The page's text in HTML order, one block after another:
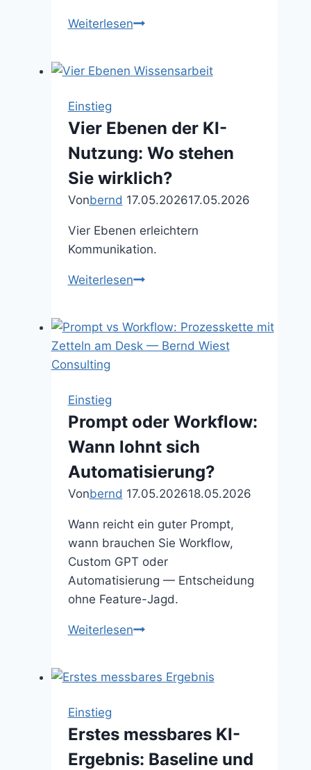
WeiterlesenTool-
nach
—
Betriebsmodus
Einstieg
Vier Ebenen der KI-
Nutzung: Wo stehen
Sie wirklich?
Vonbernd 17.05.202617.05.2026
Vier Ebenen erleichtern
Kommunikation.
WeiterlesenVier
KI-
Nutzung:
wirklich?
Einstieg
Prompt oder Workflow:
Wann lohnt sich
Automatisierung?
Vonbernd 17.05.202618.05.2026
Wann reicht ein guter Prompt,
wann brauchen Sie Workflow,
Custom GPT oder
Automatisierung — Entscheidung
ohne Feature-Jagd.
WeiterlesenPrompt
Wann
Automatisierung?
Einstieg
Erstes messbares KI-
Ergebnis: Baseline und